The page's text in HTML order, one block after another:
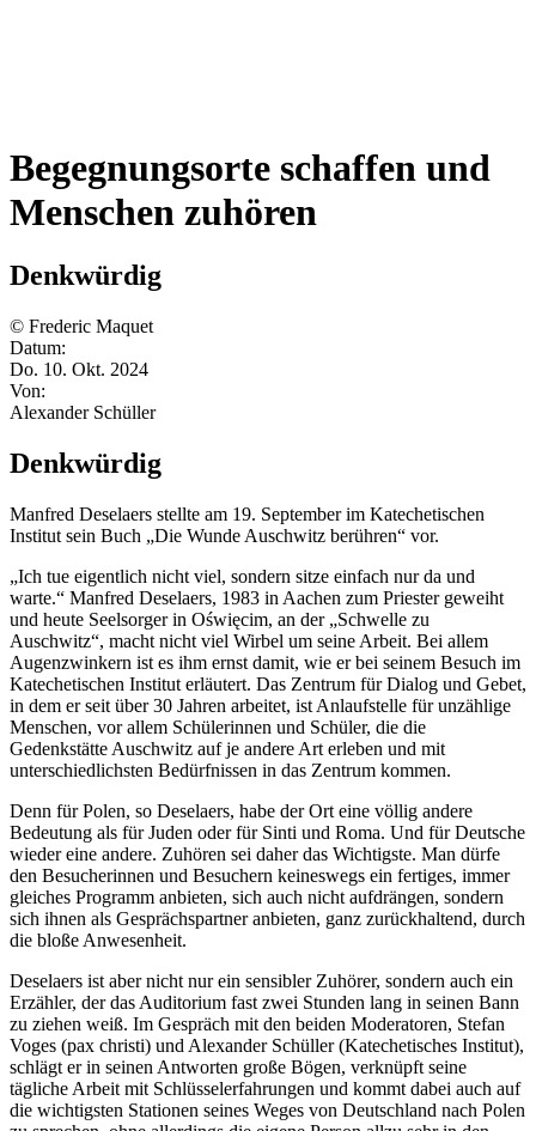
Begegnungsorte schaffen und
Menschen zuhören
Denkwürdig
© Frederic Maquet
Datum:
Do. 10. Okt. 2024
Von:
Alexander Schüller
Denkwürdig
Manfred Deselaers stellte am 19. September im Katechetischen
Institut sein Buch „Die Wunde Auschwitz berühren“ vor.
„Ich tue eigentlich nicht viel, sondern sitze einfach nur da und
warte.“ Manfred Deselaers, 1983 in Aachen zum Priester geweiht
und heute Seelsorger in Oświęcim, an der „Schwelle zu
Auschwitz“, macht nicht viel Wirbel um seine Arbeit. Bei allem
Augenzwinkern ist es ihm ernst damit, wie er bei seinem Besuch im
Katechetischen Institut erläutert. Das Zentrum für Dialog und Gebet,
in dem er seit über 30 Jahren arbeitet, ist Anlaufstelle für unzählige
Menschen, vor allem Schülerinnen und Schüler, die die
Gedenkstätte Auschwitz auf je andere Art erleben und mit
unterschiedlichsten Bedürfnissen in das Zentrum kommen.
Denn für Polen, so Deselaers, habe der Ort eine völlig andere
Bedeutung als für Juden oder für Sinti und Roma. Und für Deutsche
wieder eine andere. Zuhören sei daher das Wichtigste. Man dürfe
den Besucherinnen und Besuchern keineswegs ein fertiges, immer
gleiches Programm anbieten, sich auch nicht aufdrängen, sondern
sich ihnen als Gesprächspartner anbieten, ganz zurückhaltend, durch
die bloße Anwesenheit.
Deselaers ist aber nicht nur ein sensibler Zuhörer, sondern auch ein
Erzähler, der das Auditorium fast zwei Stunden lang in seinen Bann
zu ziehen weiß. Im Gespräch mit den beiden Moderatoren, Stefan
Voges (pax christi) und Alexander Schüller (Katechetisches Institut),
schlägt er in seinen Antworten große Bögen, verknüpft seine
tägliche Arbeit mit Schlüsselerfahrungen und kommt dabei auch auf
die wichtigsten Stationen seines Weges von Deutschland nach Polen